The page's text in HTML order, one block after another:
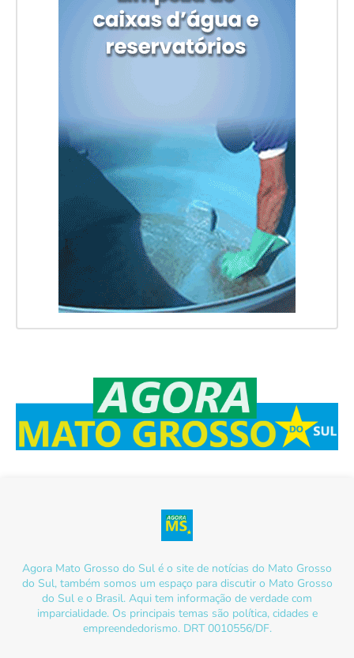
Agora Mato Grosso do Sul é o site de notícias do Mato Grosso
do Sul, também somos um espaço para discutir o Mato Grosso
do Sul e o Brasil. Aqui tem informação de verdade com
imparcialidade. Os principais temas são política, cidades e
empreendedorismo. DRT 0010556/DF.